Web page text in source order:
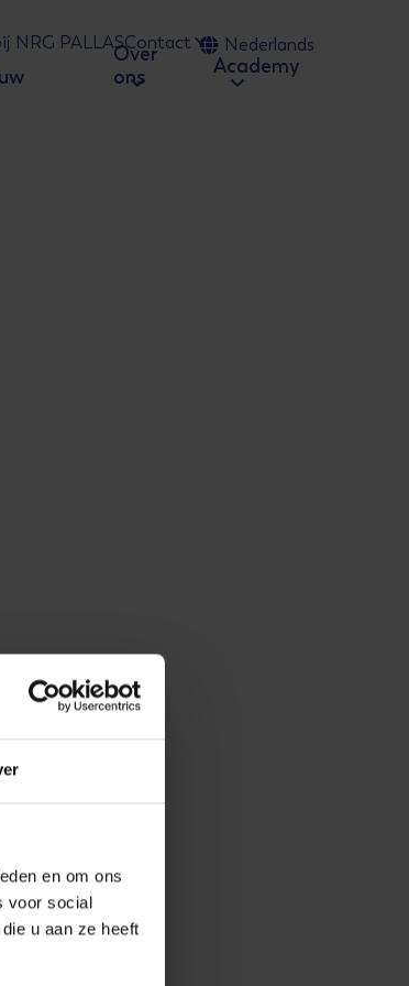
en om ons
voor social
u aan ze heeft
NRG PALLASContact Nederlands
Over
ons
Academy